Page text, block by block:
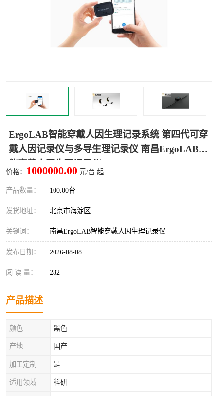
ErgoLAB智能穿戴人因生理记录系统 第四代可穿
戴人因记录仪与多导生理记录仪 南昌ErgoLAB智
价格： 1000000.00 元/台 起
产品数量： 100.00台
发货地址： 北京市海淀区
关键词： 南昌ErgoLAB智能穿戴人因生理记录仪
发布日期： 2026-08-08
阅 读 量： 282
产品描述
颜色 黑色
产地 国产
加工定制 是
适用领域 科研
神经营销与消费行为实验 车俩与驾驶模拟
人机环境同步云平台 人因测评专家系统